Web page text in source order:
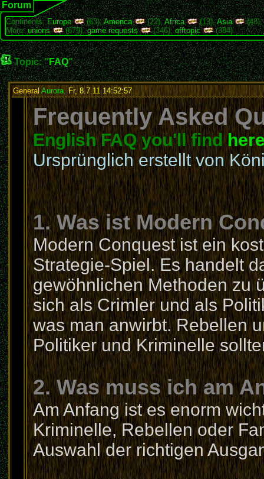
Forum
Continents:Europe (63),America (22),Africa (13),Asia
(48),
More:unions (679),game requests (346),offtopic (384)
Topic: "FAQ"
General Aurora,Fr, 8.7.11 14:52:57:
Frequently Asked
English FAQ you'll find
Ursprünglich erstellt von
1. Was ist Modern
Modern Conquest ist ein
Strategie-Spiel. Es handelt
gewöhnlichen Methoden zu
sich als Crimler und als
was man anwirbt. Rebellen
Politiker und Kriminelle
2. Was muss ich am
Am Anfang ist es enorm
Kriminelle, Rebellen oder
Auswahl der richtigen